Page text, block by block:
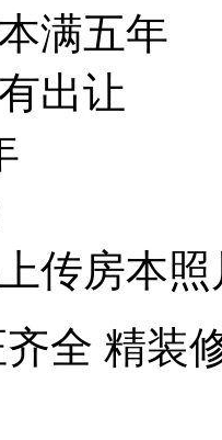
满五年
出让
传房本照
全 精装